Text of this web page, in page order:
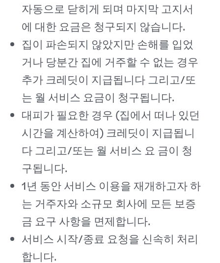
자동으로 닫히게 되며 마지막 고지서
에 대한 요금은 청구되지 않습니다.
집이 파손되지 않았지만 손해를 입었
거나 당분간 집에 거주할 수 없는 경우
추가 크레딧이 지급됩니다 그리고/또
는 월 서비스 요금이 청구됩니다.
대피가 필요한 경우 (집에서 떠나 있던
시간을 계산하여) 크레딧이 지급됩니
다 그리고/또는 월 서비스 요 금이 청
구됩니다.
1년 동안 서비스 이용을 재개하고자 하
는 거주자와 소규모 회사에 모든 보증
금 요구 사항을 면제합니다.
서비스 시작/종료 요청을 신속히 처리
합니다.